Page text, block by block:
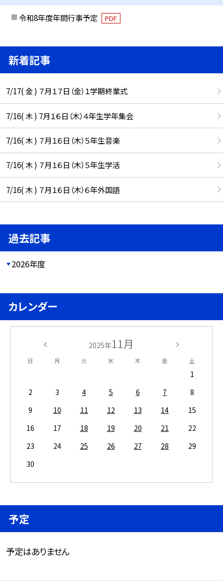
令和8年度年間行事予定 PDF
新着記事
7/17( 金 ) ７月１７日（金）１学期終業式
7/16( 木 ) 7月１６日（木）４年生学年集会
7/16( 木 ) ７月１６日（木）５年生音楽
7/16( 木 ) ７月１６日（木）５年生学活
7/16( 木 ) ７月１６日（木）６年外国語
過去記事
2026年度
カレンダー
2025年11月
日 月 火 水 木 金 土
1
2
3 4 5 6 7
8
9
10 11 12 13 14
15
16
17 18 19 20 21
22
23
24 25 26 27 28
29
30
予定
予定はありません